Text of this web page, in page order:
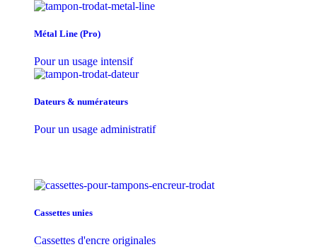
Métal Line (Pro)
Pour un usage intensif
Dateurs & numérateurs
Pour un usage administratif
Cassettes unies
Cassettes d'encre originales